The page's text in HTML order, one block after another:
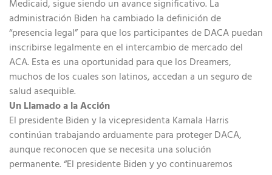
Medicaid, sigue siendo un avance significativo. La
administración Biden ha cambiado la definición de
“presencia legal” para que los participantes de DACA puedan
inscribirse legalmente en el intercambio de mercado del
ACA. Esta es una oportunidad para que los Dreamers,
muchos de los cuales son latinos, accedan a un seguro de
salud asequible.
Un Llamado a la Acción
El presidente Biden y la vicepresidenta Kamala Harris
continúan trabajando arduamente para proteger DACA,
aunque reconocen que se necesita una solución
permanente. “El presidente Biden y yo continuaremos